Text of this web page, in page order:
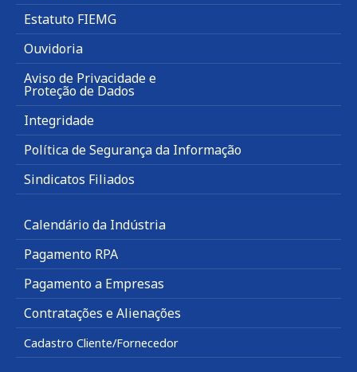
Estatuto FIEMG
Ouvidoria
Aviso de Privacidade e
Proteção de Dados
Integridade
Política de Segurança da Informação
Sindicatos Filiados
Calendário da Indústria
Pagamento RPA
Pagamento a Empresas
Contratações e Alienações
Cadastro Cliente/Fornecedor